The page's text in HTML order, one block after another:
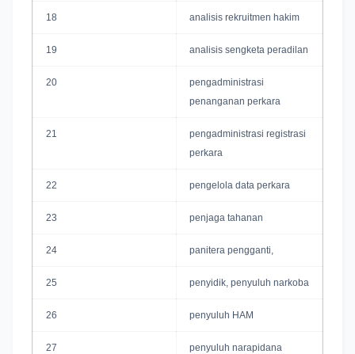
18 analisis rekruitmen hakim
19 analisis sengketa peradilan
20
pengadministrasi
penanganan perkara
21
pengadministrasi registrasi
perkara
22 pengelola data perkara
23 penjaga tahanan
24 panitera pengganti,
25 penyidik, penyuluh narkoba
26 penyuluh HAM
27 penyuluh narapidana